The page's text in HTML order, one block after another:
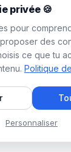
lui donnez
().🎯
(votre
génère un
plus à
privée 🍪
pour
des
ce que tu
Politique
Personnaliser